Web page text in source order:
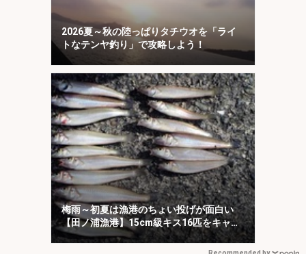
2026夏～秋の陸っぱりタチウオを「ライ
トなテンヤ釣り」で攻略しよう！
梅雨～初夏は漁港のちょい投げが面白い
【田ノ浦漁港】15cm級キス16匹をキャッ
チ！